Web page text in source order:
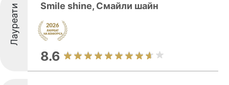
Лауреати Smile shine, Смайли шайн
8.6